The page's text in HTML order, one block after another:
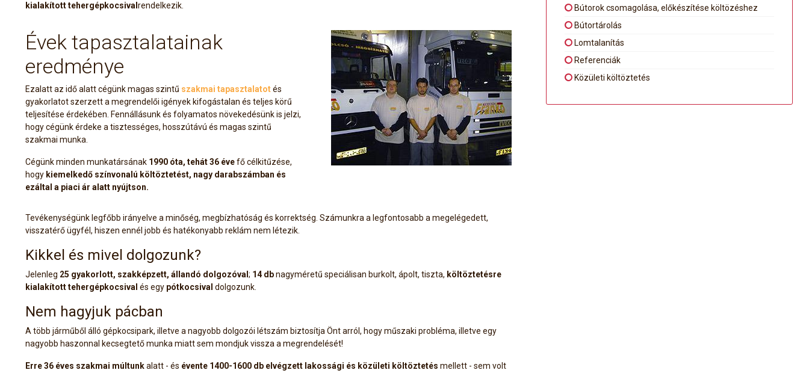
kialakított tehergépkocsival rendelkezik.
Évek tapasztalatainak
eredménye
Ezalatt az idő alatt cégünk magas szintű szakmai tapasztalatotés
gyakorlatot szerzett a megrendelői igények kifogástalan és teljes körű
teljesítése érdekében. Fennállásunk és folyamatos növekedésünk is jelzi,
hogy cégünk érdeke a tisztességes, hosszútávú és magas szintű
szakmai munka.
Cégünk minden munkatársának 1990 óta, tehát36 évefő célkitűzése,
hogy kiemelkedő színvonalú költöztetést, nagy darabszámban és
ezáltal a piaci ár alatt nyújtson.
Tevékenységünk legfőbb irányelve a minőség, megbízhatóság és korrektség. Számunkra a legfontosabb a megelégedett,
visszatérő ügyfél, hiszen ennél jobb és hatékonyabb reklám nem létezik.
Kikkel és mivel dolgozunk?
Jelenleg 25 gyakorlott, szakképzett, állandó dolgozóval ; 14 dbnagyméretű speciálisan burkolt, ápolt, tiszta, költöztetésre
kialakított tehergépkocsival és egy pótkocsival dolgozunk.
Nem hagyjuk pácban
A több járműből álló gépkocsipark, illetve a nagyobb dolgozói létszám biztosítja Önt arról, hogy műszaki probléma, illetve egy
nagyobb haszonnal kecsegtető munka miatt sem mondjuk vissza a megrendelését!
Erre36 éves szakmai múltunkalatt - és évente 1400-1600 db elvégzett lakossági és közületi költöztetés mellett - sem volt
Bútorok csomagolása, előkészítése költözéshez
Bútortárolás
Lomtalanítás
Referenciák
Közületi költöztetés